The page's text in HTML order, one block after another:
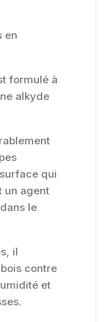
en
formulé à
alkyde
qui
un agent
le
il
contre
et